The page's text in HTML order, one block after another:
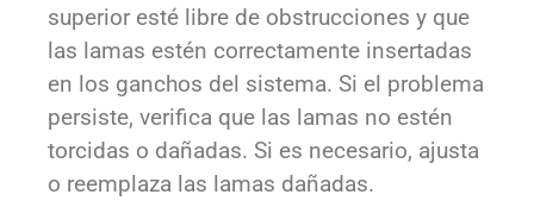
superior esté libre de obstrucciones y que
las lamas estén correctamente insertadas
en los ganchos del sistema. Si el problema
persiste, verifica que las lamas no estén
torcidas o dañadas. Si es necesario, ajusta
o reemplaza las lamas dañadas.